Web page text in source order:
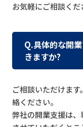
お気軽にご相談くだ
Q.具体的な開
きますか?
ご相談いただけま
絡ください。
弊社の開業支援は